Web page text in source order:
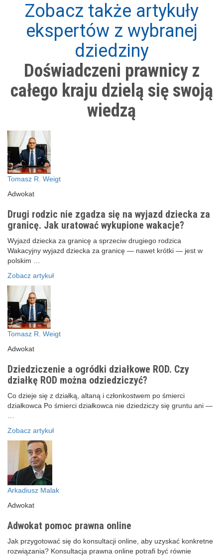
Zobacz także artykuły
ekspertów z wybranej
dziedziny
Doświadczeni prawnicy z
całego kraju dzielą się swoją
wiedzą
Tomasz R. Weigt
Adwokat
Drugi rodzic nie zgadza się na wyjazd dziecka za
granicę. Jak uratować wykupione wakacje?
Wyjazd dziecka za granicę a sprzeciw drugiego rodzica
Wakacyjny wyjazd dziecka za granicę — nawet krótki — jest w
polskim …
Zobacz artykuł
Tomasz R. Weigt
Adwokat
Dziedziczenie a ogródki działkowe ROD. Czy
działkę ROD można odziedziczyć?
Co dzieje się z działką, altaną i członkostwem po śmierci
działkowca Po śmierci działkowca nie dziedziczy się gruntu ani —
…
Zobacz artykuł
Arkadiusz Malak
Adwokat
Adwokat pomoc prawna online
Jak przygotować się do konsultacji online, aby uzyskać konkretne
rozwiązania? Konsultacja prawna online potrafi być równie